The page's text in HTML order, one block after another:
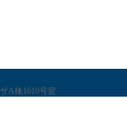
A棟1610号室